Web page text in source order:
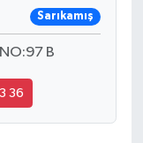
Sarıkamış
B
36